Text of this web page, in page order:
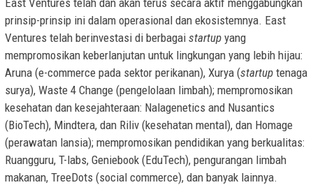
prinsip-prinsip ini dalam operasional dan ekosistemnya. East
Ventures telah berinvestasi di berbagai startup yang
mempromosikan keberlanjutan untuk lingkungan yang lebih hijau:
Aruna (e-commerce pada sektor perikanan), Xurya (startup tenaga
surya), Waste 4 Change (pengelolaan limbah); mempromosikan
kesehatan dan kesejahteraan: Nalagenetics and Nusantics
(BioTech), Mindtera, dan Riliv (kesehatan mental), dan Homage
(perawatan lansia); mempromosikan pendidikan yang berkualitas:
Ruangguru, T-labs, Geniebook (EduTech), pengurangan limbah
makanan, TreeDots (social commerce), dan banyak lainnya.